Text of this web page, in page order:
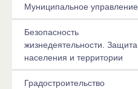
Муниципальное управление
Безопасность
жизнедеятельности. Защита
населения и территории
Градостроительство